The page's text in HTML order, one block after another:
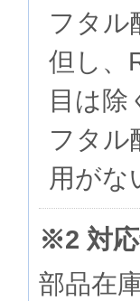
フタ
但し、
目は除
フタル
用がな
※2 対応
部品在